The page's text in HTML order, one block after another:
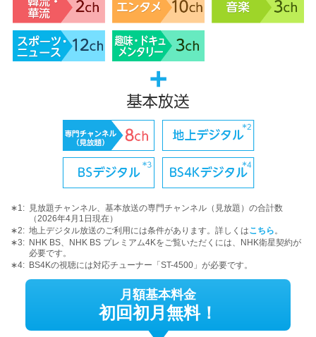
∗1: 見放題チャンネル、基本放送の専門チャンネル（見放題）の合計数
（2026年4月1日現在）
∗2: 地上デジタル放送のご利用には条件があります。詳しくはこちら。
∗3: NHK BS、NHK BS プレミアム4Kをご覧いただくには、NHK衛星契約が
必要です。
∗4: BS4Kの視聴には対応チューナー「ST-4500」が必要です。
月額基本料金
初回初月無料！